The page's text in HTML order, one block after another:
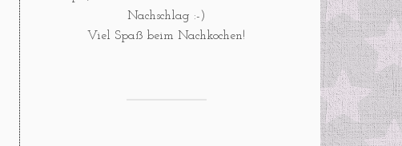
Nachschlag :-)
Viel Spaß beim Nachkochen!